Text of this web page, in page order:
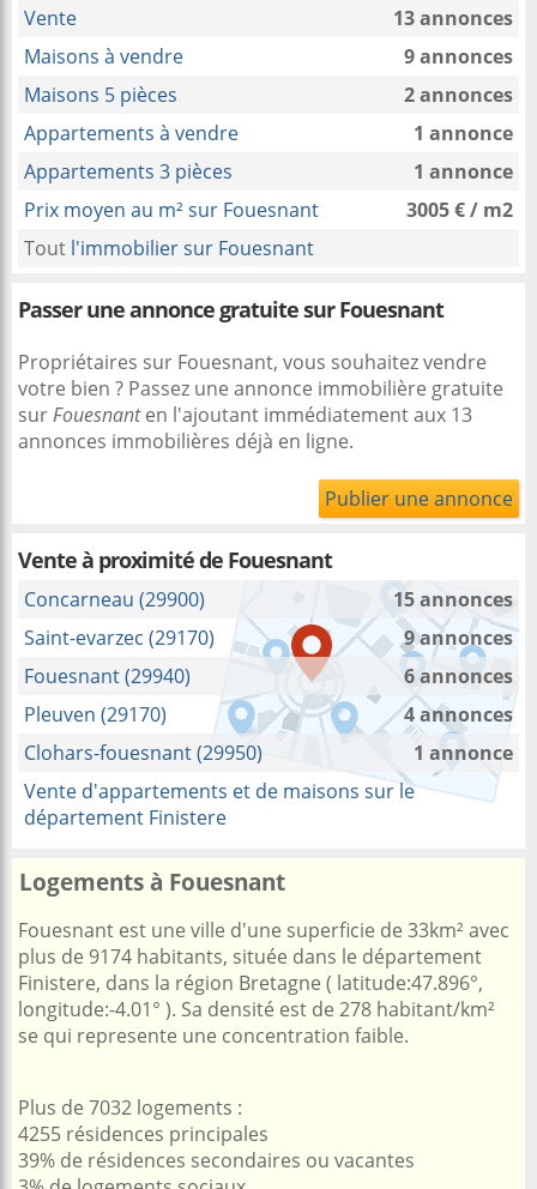
Vente
13 annonces
Maisons à vendre
9 annonces
Maisons 5 pièces
2 annonces
Appartements à vendre
1 annonce
Appartements 3 pièces
1 annonce
Prix moyen au m² sur Fouesnant
3005 € / m2
Tout l'immobilier sur Fouesnant
Passer une annonce gratuite sur Fouesnant
Propriétaires sur Fouesnant, vous souhaitez vendre
votre bien ? Passez une annonce immobilière gratuite
surFouesnanten l'ajoutant immédiatement aux 13
annonces immobilières déjà en ligne.
Publier une annonce
Vente à proximitéde Fouesnant
Concarneau (29900)
15 annonces
Saint-evarzec (29170)
9 annonces
Fouesnant (29940)
6 annonces
Pleuven (29170)
4 annonces
Clohars-fouesnant (29950)
1 annonce
Vente d'appartements et de maisons sur le
département Finistere
Logements à Fouesnant
Fouesnant est une ville d'une superficie de 33km² avec
plus de 9174 habitants, située dans le département
Finistere, dans la région Bretagne ( latitude:47.896°,
longitude:-4.01° ). Sa densité est de 278 habitant/km²
se qui represente une concentration faible.
Plus de 7032 logements :
4255 résidences principales
39% de résidences secondaires ou vacantes